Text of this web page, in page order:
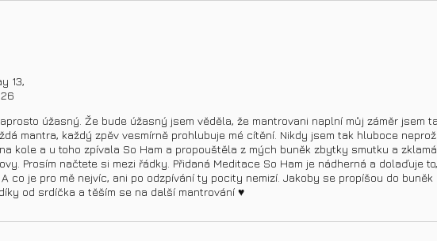
13,
5
úžasný. Že bude úžasný jsem věděla, že mantrovani naplní můj záměr jsem
mantra, každý zpěv vesmírně prohlubuje mé cítění. Nikdy jsem tak hluboce
kole a u toho zpívala So Ham a propouštěla z mých buněk zbytky smutku a
Prosím načtete si mezi řádky. Přidaná Meditace So Ham je nádherná a dolaďuje
co je pro mě nejvíc, ani po odzpívání ty pocity nemizí. Jakoby se propíšou do
od srdíčka a těším se na další mantrování ♥️